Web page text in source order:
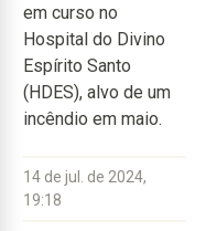
em curso no
Hospital do Divino
Espírito Santo
(HDES), alvo de um
incêndio em maio.
14 de jul. de 2024,
19:18